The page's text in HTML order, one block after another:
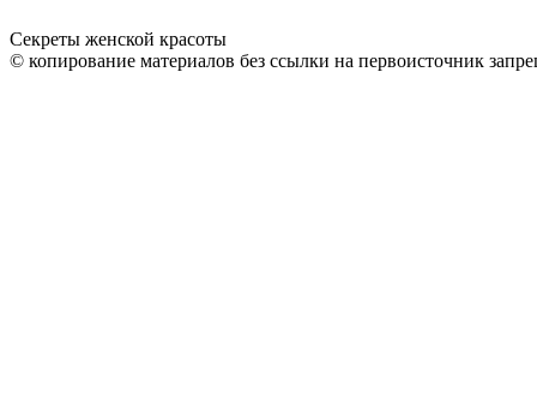
Секреты женской красоты
© копирование материалов без ссылки на первоисточник